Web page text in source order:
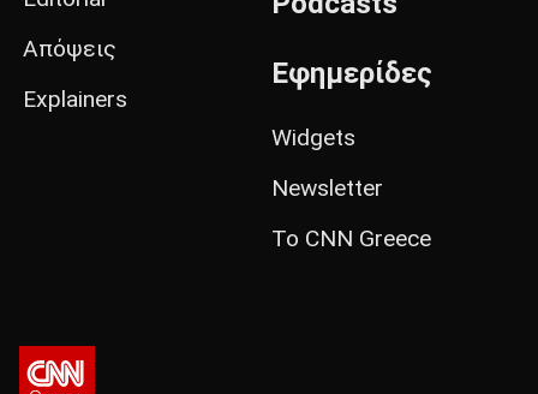
Απόψεις
Explainers
Εφημερίδες
Widgets
Newsletter
Το CNN Greece